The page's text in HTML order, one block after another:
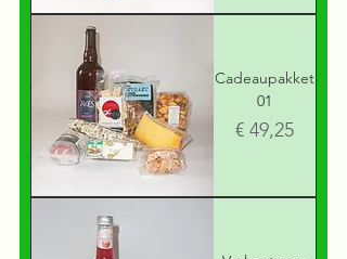
Cadeaupakket
01
Prijs
€ 49,25